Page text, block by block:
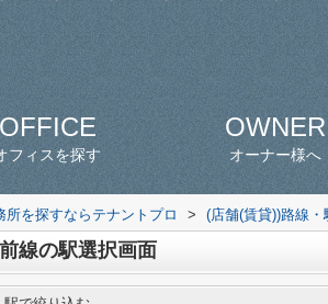
OFFICE
フィスを探す
OWNER
オーナー様へ
所を探すならテナントプロ > (店舗(賃貸))路線・
線の駅選択画面